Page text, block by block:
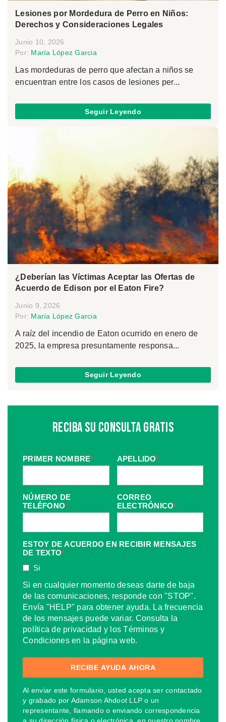
Lesiones por Mordedura de Perro en Niños:
Derechos y Consideraciones Legales
Junio 10, 2026
Por: María López Garcia
Las mordeduras de perro que afectan a niños se
encuentran entre los casos de lesiones per...
Seguir Leyendo
¿Deberían las Víctimas Aceptar las Ofertas de
Acuerdo de Edison por el Eaton Fire?
Junio 9, 2026
Por: María López Garcia
A raíz del incendio de Eaton ocurrido en enero de
2025, la empresa presuntamente responsa...
Seguir Leyendo
Reciba Su Consulta Gratis
PRIMER NOMBRE* APELLIDO*
NÚMERO DE
TELÉFONO*
CORREO
ELECTRÓNICO*
ESTOY DE ACUERDO EN RECIBIR MENSAJES
DE TEXTO*
Si
Si en cualquier momento deseas darte de baja
de las comunicaciones, responde con "STOP".
Envía "HELP" para obtener ayuda. La frecuencia
de los mensajes puede variar. Consulta la
política de privacidad y los Términos y
Condiciones en la página web.
Al enviar este formulario, usted acepta ser contactado
y grabado por Adamson Ahdoot LLP o un
representante, llamando o enviando correspondencia